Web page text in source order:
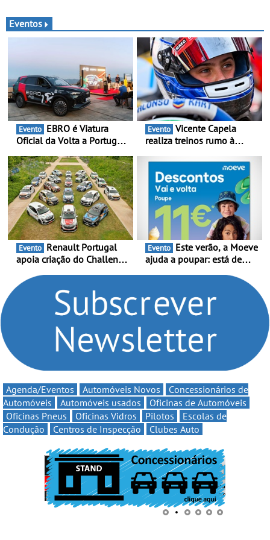
aftermarket - Reforço do
portefólio e melhoria dos
prazos reduzem tempo de
imobilização das viaturas
Eventos
Evento
Oficial da Volta a Portugal
presença nacional ao lado
da mítica prova de ciclismo
e leva a sua gama SUV
multi-energia às estradas
de Portugal
Evento
realiza treinos rumo à
Portugal Karting e mira boa
estreia - O Campeonato
Portugal Karting 2026
decorre entre 1 de Março e
6 de Setembro
Evento
apoia criação do Challenge
compromisso com o
automobilismo nacional
continua em 2026
Evento
ajuda a poupar: está de
Volta” com descontos de
Agenda/Eventos Automóveis Novos
Concessionários de
Automóveis
Automóveis usados
Oficinas de Automóveis
Oficinas Pneus
Oficinas Vidros Pilotos
Escolas de
Condução
Centros de Inspecção Clubes Auto